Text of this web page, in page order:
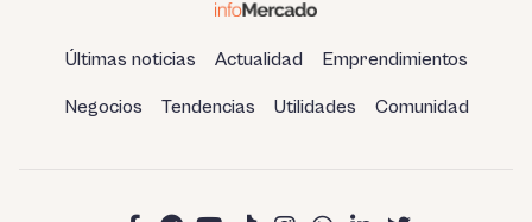
Últimas noticias Actualidad Emprendimientos
Negocios Tendencias Utilidades Comunidad